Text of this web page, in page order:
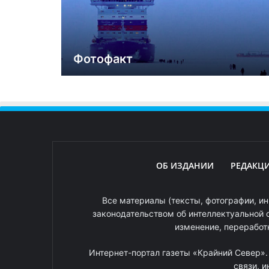
Фотофакт
ОБ ИЗДАНИИ
Все материалы (тексты, фотографии,
законодательством об
изменение,
Интернет-портал газеты «Крайний
связи,